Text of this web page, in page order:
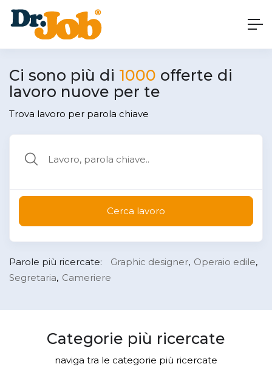
Ci sono più di 1000 offerte di
lavoro nuove per te
Trova lavoro per parola chiave
Cerca lavoro
Parole più ricercate: Graphic designer Operaio edile
Segretaria Cameriere
Categorie più ricercate
naviga tra le categorie più ricercate